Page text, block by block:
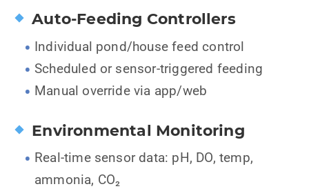
Auto-Feeding Controllers
Individual pond/house feed control
Scheduled or sensor-triggered feeding
Manual override via app/web
Environmental Monitoring
Real-time sensor data: pH, DO, temp,
ammonia, CO₂